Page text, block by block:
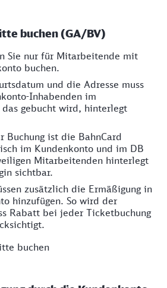
buchen (GA/BV)
Sie nur für Mitarbeitende mit
buchen.
und die Adresse muss
Inhabenden im
gebucht wird, hinterlegt
Buchung ist die BahnCard
im Kundenkonto und im DB
Mitarbeitenden hinterlegt
sichtbar.
zusätzlich die Ermäßigung in
hinzufügen. So wird der
Rabatt bei jeder Ticketbuchung
buchen